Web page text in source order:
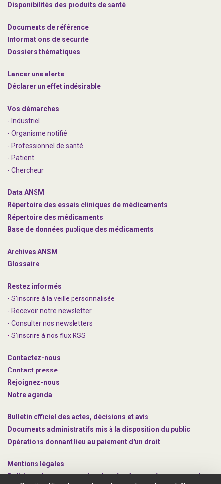
Disponibilités des produits de santé
Documents de référence
Informations de sécurité
Dossiers thématiques
Lancer une alerte
Déclarer un effet indésirable
Vos démarches
- Industriel
- Organisme notifié
- Professionnel de santé
- Patient
- Chercheur
Data ANSM
Répertoire des essais cliniques de médicaments
Répertoire des médicaments
Base de données publique des médicaments
Archives ANSM
Glossaire
Restez informés
- S'inscrire à la veille personnalisée
- Recevoir notre newsletter
- Consulter nos newsletters
- S'inscrire à nos flux RSS
Contactez-nous
Contact presse
Rejoignez-nous
Notre agenda
Bulletin officiel des actes, décisions et avis
Documents administratifs mis à la disposition du public
Opérations donnant lieu au paiement d'un droit
Mentions légales
Politique de protection des données à caractère personnel